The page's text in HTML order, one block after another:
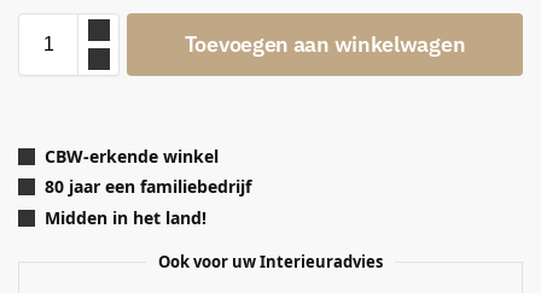
Toevoegen aan winkelwagen
CBW-erkende winkel
80 jaar een familiebedrijf
Midden in het land!
Ook voor uw Interieuradvies